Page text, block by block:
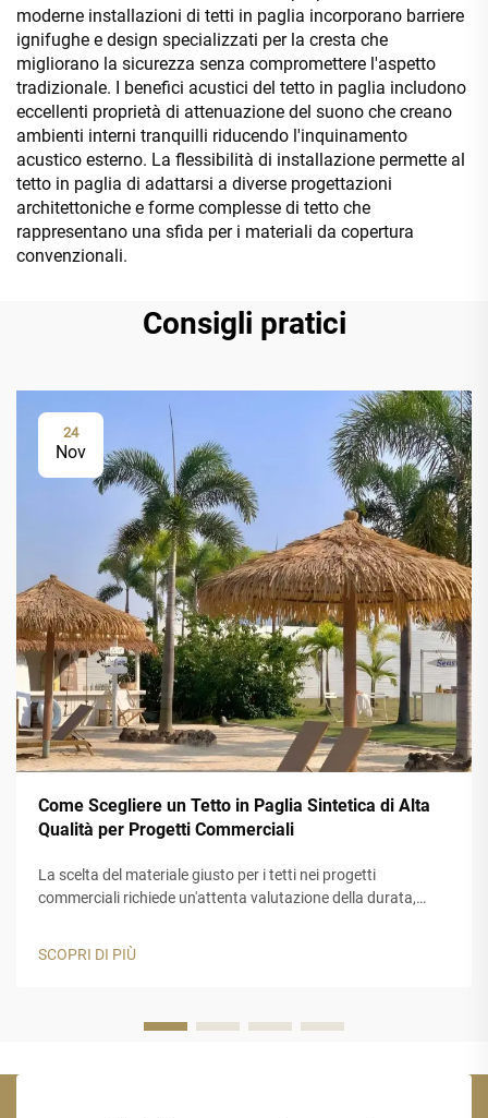
moderne installazioni di tetti in paglia incorporano barriere
ignifughe e design specializzati per la cresta che
migliorano la sicurezza senza compromettere l'aspetto
tradizionale. I benefici acustici del tetto in paglia includono
eccellenti proprietà di attenuazione del suono che creano
ambienti interni tranquilli riducendo l'inquinamento
acustico esterno. La flessibilità di installazione permette al
tetto in paglia di adattarsi a diverse progettazioni
architettoniche e forme complesse di tetto che
rappresentano una sfida per i materiali da copertura
convenzionali.
Consigli pratici
24
Nov
Come Scegliere un Tetto in Paglia Sintetica di Alta
Qualità per Progetti Commerciali
La scelta del materiale giusto per i tetti nei progetti
commerciali richiede un'attenta valutazione della durata,
paglia sintetica rappresenta una soluzione ideale per le
SCOPRI DI PIÙ